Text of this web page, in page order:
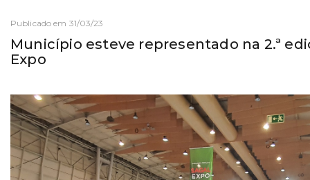
Publicado em 31/03/23
Município esteve representado na 2.ª
Expo